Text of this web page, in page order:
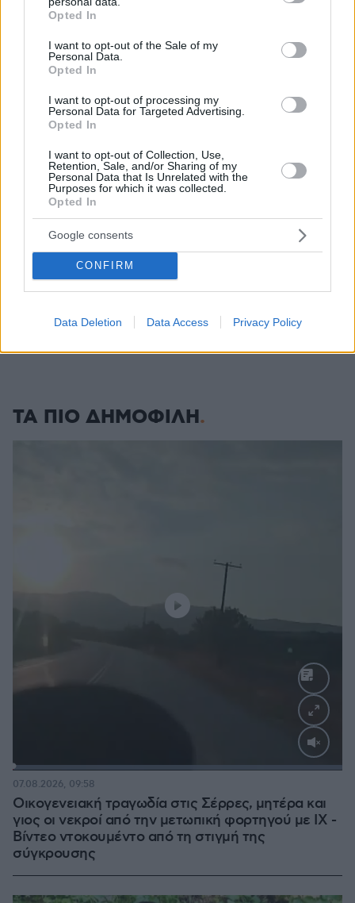
grant or deny consent to Google and its third-party tags to
use your data for below specified purposes in below Google
consent section.
Opted In
I want to opt-out of the Sale of my
Personal Data.
Opted In
I want to opt-out of processing my
Personal Data for Targeted Advertising.
Opted In
I want to opt-out of Collection, Use,
Retention, Sale, and/or Sharing of my
Personal Data that Is Unrelated with the
Purposes for which it was collected.
Opted In
Google consents
CONFIRM
Data Deletion Data Access Privacy Policy
μαγιά, το sourdough και το levain
Συνελήφθη 56χρονος στο αεροδρόμιο Μυκόνου με
2.280 πακέτα λαθραίων τσιγάρων, δείτε εικόνες
Μειωμένη κερδοφορία έχει η BMW. Τι φταίει;
πριν 28 λεπτά
O Τράβις Μπάρκερ εξήγησε γιατί αποκάλυψαν τώρα την
αποβολή που είχε η Κόρτνεϊ Καρντάσιαν το 2021
Εντοπίστηκε φυτεία με περισσότερα από 2.000
δενδρύλλια κάνναβης σε δύσβατη δασική περιοχή στην
Φθιώτιδα, δείτε βίντεο
πριν 32 λεπτά
Θυρεοειδής: Τι να τρώτε και τι να αποφεύγετε – Τα
τρόφιμα και τα συμπληρώματα που χρειάζονται προσοχή
πριν 33 λεπτά
ΤΑ ΠΙΟ ΔΗΜΟΦΙΛΗ
Loaded:
Οικογενειακή τραγωδία στις Σέρρες, μητέρα και
γιος οι νεκροί από την μετωπική φορτηγού με ΙΧ -
Βίντεο ντοκουμέντο από τη στιγμή της
σύγκρουσης
07.08.2026, 09:58